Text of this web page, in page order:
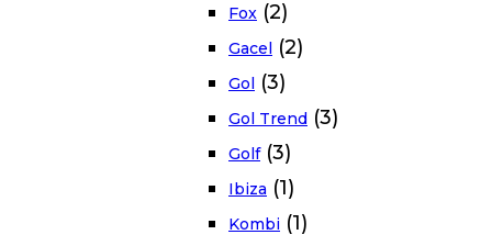
Fox (2)
Gacel (2)
Gol (3)
Gol Trend (3)
Golf (3)
Ibiza (1)
Kombi (1)